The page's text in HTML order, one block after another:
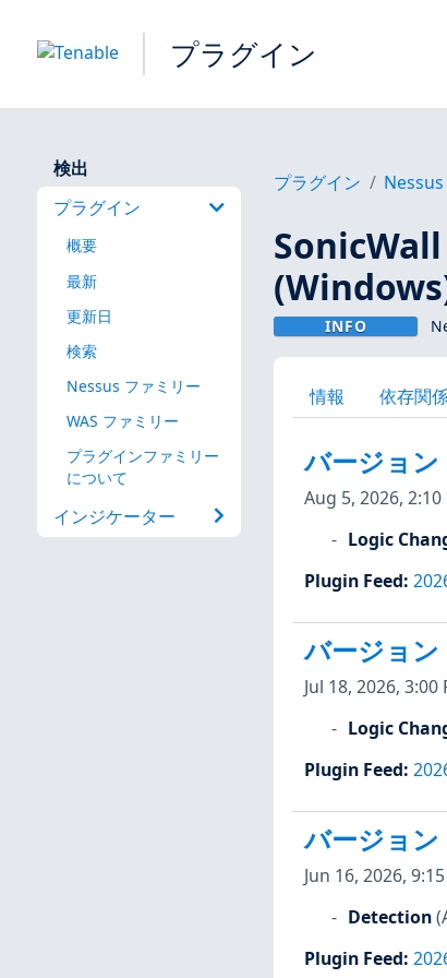
プラグイン
検出
プラグイン
概要
最新
更新日
検索
Nessus ファミリー
WAS ファミリー
プラグインファミリー
について
インジケーター
プラグイン Nessus
INFO
情報 依存関
バージョン
Aug 5, 2026, 2:10
Logic
Plugin Feed:
バージョン
Jul 18, 2026, 3:00
Logic
Plugin Feed:
バージョン
Jun 16, 2026,
Detection
Plugin Feed: